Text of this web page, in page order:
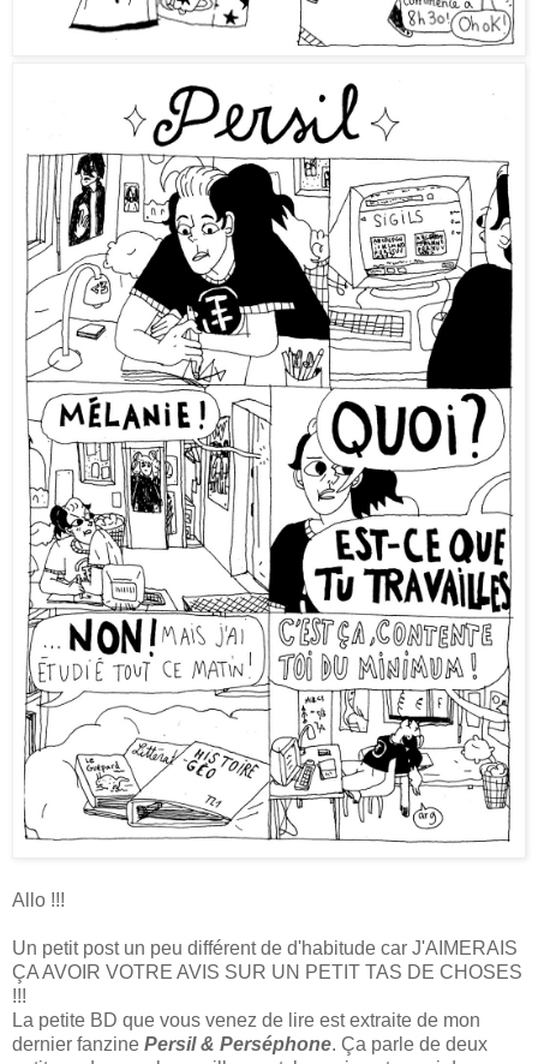
Allo !!!
Un petit post un peu différent de d'habitude car J'AIMERAIS
ÇA AVOIR VOTRE AVIS SUR UN PETIT TAS DE CHOSES
!!!
La petite BD que vous venez de lire est extraite de mon
dernier fanzine Persil & Perséphone. Ça parle de deux